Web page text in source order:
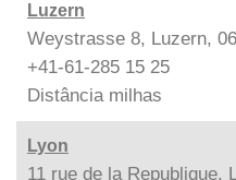
Luzern
Weystrasse 8, Luzern,
+41-61-285 15 25
Distância milhas
Lyon
11 rue de la Republique,